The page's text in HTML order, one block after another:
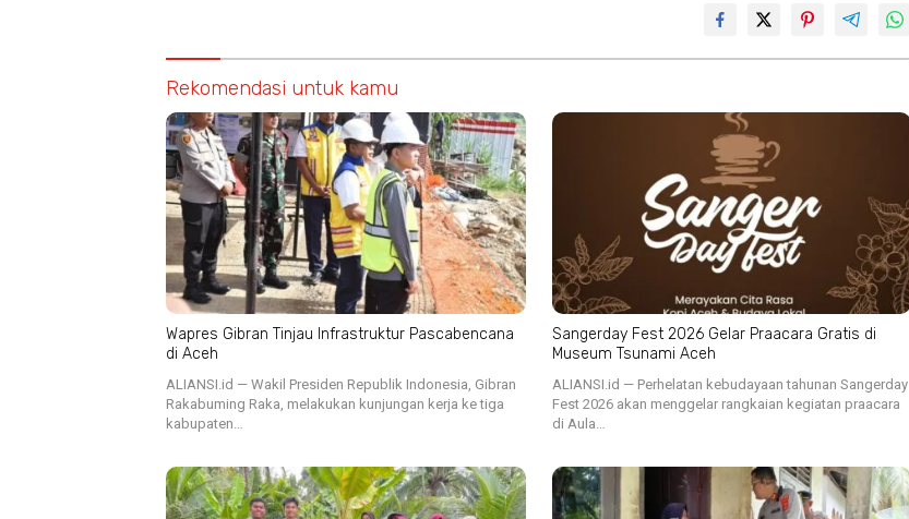
Rekomendasi untuk kamu
Wapres Gibran Tinjau Infrastruktur Pascabencana
di Aceh
ALIANSI.id — Wakil Presiden Republik Indonesia, Gibran
Rakabuming Raka, melakukan kunjungan kerja ke tiga
kabupaten…
Sangerday Fest 2026 Gelar Praacara Gratis di
Museum Tsunami Aceh
ALIANSI.id — Perhelatan kebudayaan tahunan Sangerday
Fest 2026 akan menggelar rangkaian kegiatan praacara
di Aula…